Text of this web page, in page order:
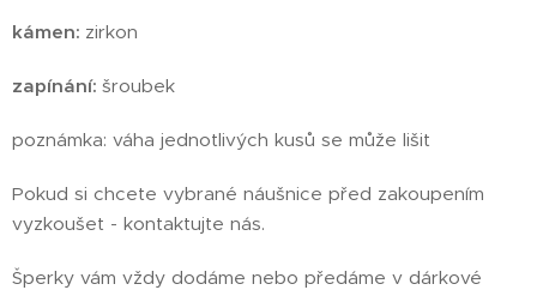
kámen: zirkon
zapínání: šroubek
poznámka: váha jednotlivých kusů se může lišit
Pokud si chcete vybrané náušnice před zakoupením
vyzkoušet - kontaktujte nás.
Šperky vám vždy dodáme nebo předáme v dárkové